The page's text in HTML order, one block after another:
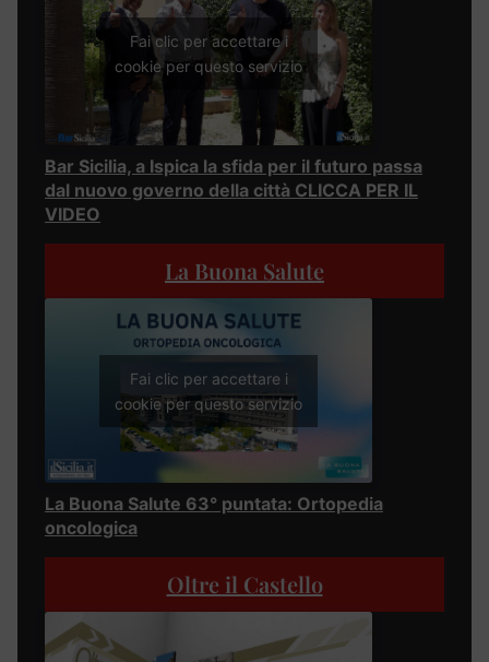
Fai clic per accettare i
cookie per questo servizio
Bar Sicilia, a Ispica la sfida per il futuro passa
dal nuovo governo della città CLICCA PER IL
VIDEO
La Buona Salute
Fai clic per accettare i
cookie per questo servizio
La Buona Salute 63° puntata: Ortopedia
oncologica
Oltre il Castello